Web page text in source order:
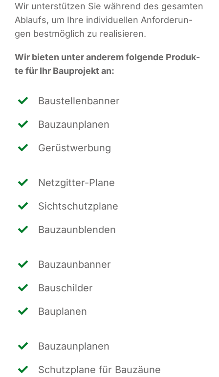
Wir unter­stüt­zen Sie wäh­rend des gesam­ten
Ablaufs, um Ihre indi­vi­du­el­len Anfor­de­run­
gen best­mög­lich zu realisieren.
Wir bie­ten unter ande­rem fol­gen­de Pro­duk­
te für Ihr Bau­pro­jekt an:
Bau­stel­len­ban­ner
Bau­zaun­pla­nen
Gerüst­wer­bung
Netz­git­ter-Pla­ne
Sicht­schutz­pla­ne
Bau­zaun­blen­den
Bau­zaun­ban­ner
Bau­schil­der
Bau­pla­nen
Bau­zaun­pla­nen
Schutz­pla­ne für Bauzäune